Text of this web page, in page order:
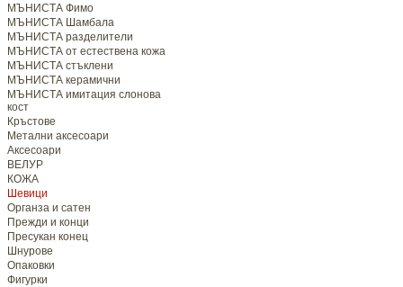
МЪНИСТА Фимо
МЪНИСТА Шамбала
МЪНИСТА разделители
МЪНИСТА от естествена кожа
МЪНИСТА стъклени
МЪНИСТА керамични
МЪНИСТА имитация слонова
кост
Кръстове
Метални аксесоари
Аксесоари
ВЕЛУР
КОЖА
Шевици
Органза и сатен
Прежди и конци
Пресукан конец
Шнурове
Опаковки
Фигурки